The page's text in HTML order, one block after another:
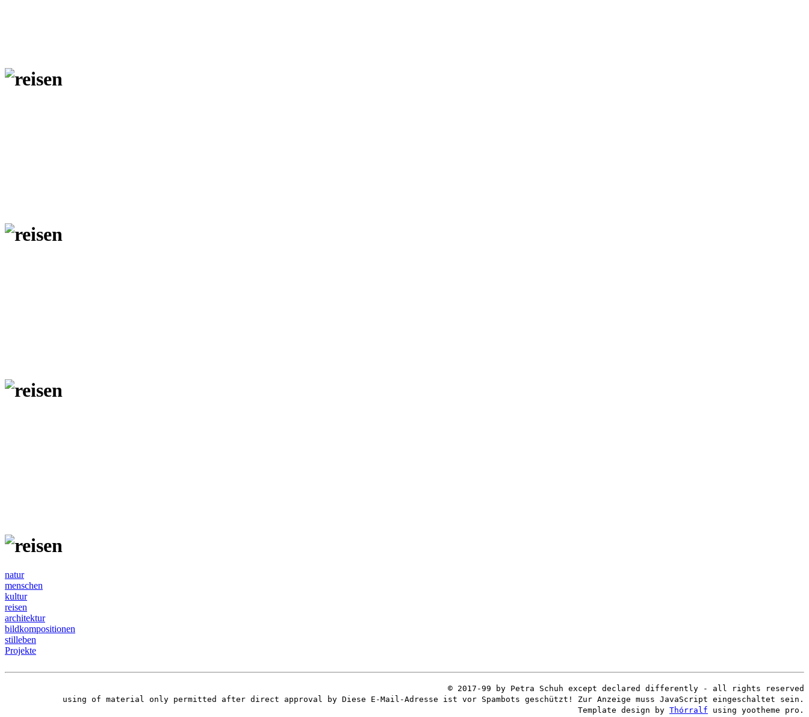
natur
menschen
kultur
reisen
architektur
bildkompositionen
stilleben
Projekte
© 2017-99 by Petra Schuh except declared differently - all rights reserved
using of material only permitted after direct approval by Diese E-Mail-Adresse ist vor Spambots geschützt! Zur Anzeige muss JavaScript eingeschaltet sein.
Template design by Thórralf using yootheme pro.